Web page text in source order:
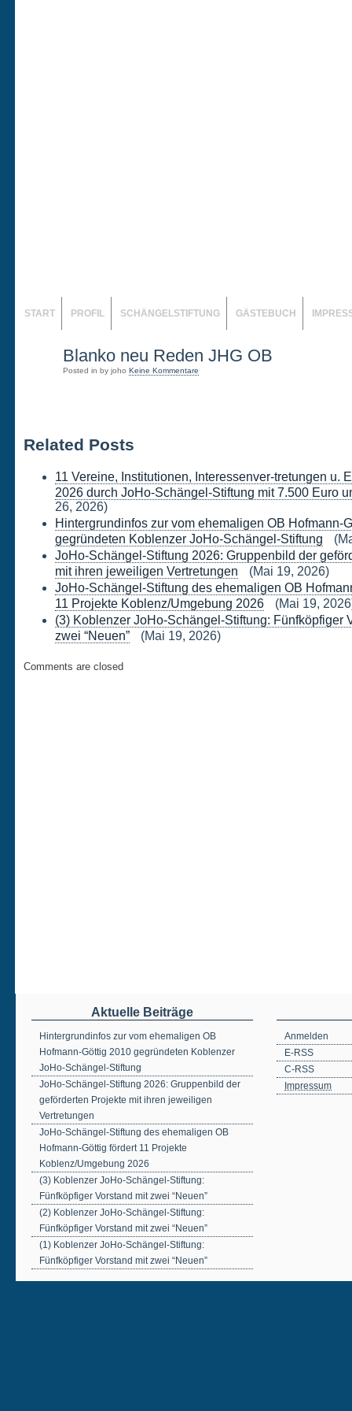
START PROFIL SCHÄNGELSTIFTUNG GÄSTEBUCH
Blanko neu Reden JHG OB
Posted in by joho Keine Kommentare
Related Posts
11 Vereine, Institutionen, Interessenver-tretungen u.
2026 durch JoHo-Schängel-Stiftung mit 7.500 Euro
26, 2026)
Hintergrundinfos zur vom ehemaligen OB Hofmann-
gegründeten Koblenzer JoHo-Schängel-Stiftung
JoHo-Schängel-Stiftung 2026: Gruppenbild der
mit ihren jeweiligen Vertretungen
(Mai 19, 2026)
JoHo-Schängel-Stiftung des ehemaligen OB
11 Projekte Koblenz/Umgebung 2026
(Mai 19,
(3) Koblenzer JoHo-Schängel-Stiftung: Fünfköpfiger
zwei “Neuen”
(Mai 19, 2026)
Comments are closed
Aktuelle Beiträge
Hintergrundinfos zur vom ehemaligen OB
Hofmann-Göttig 2010 gegründeten Koblenzer
JoHo-Schängel-Stiftung
JoHo-Schängel-Stiftung 2026: Gruppenbild der
geförderten Projekte mit ihren jeweiligen
Vertretungen
JoHo-Schängel-Stiftung des ehemaligen OB
Hofmann-Göttig fördert 11 Projekte
Koblenz/Umgebung 2026
(3) Koblenzer JoHo-Schängel-Stiftung:
Fünfköpfiger Vorstand mit zwei “Neuen”
(2) Koblenzer JoHo-Schängel-Stiftung:
Fünfköpfiger Vorstand mit zwei “Neuen”
(1) Koblenzer JoHo-Schängel-Stiftung:
Fünfköpfiger Vorstand mit zwei “Neuen”
Anmelden
E-RSS
C-RSS
Impressum